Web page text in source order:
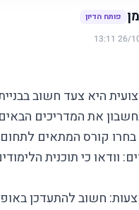
פותח הדיון
26/10/
היא צעד חשוב
את המדריכים
קורס המתאים
וודאו כי תוכנית
חשוב להתעדכן